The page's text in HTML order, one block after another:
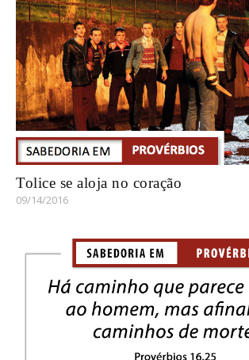
Tolice se aloja no coração
09/14/2016